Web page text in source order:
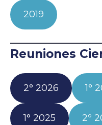
2019
Reuniones
2° 2026 1°
1° 2025 2º